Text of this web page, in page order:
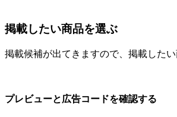
掲載したい商品を選ぶ
掲載候補が出てきますので、掲載したい
プレビューと広告コードを確認する